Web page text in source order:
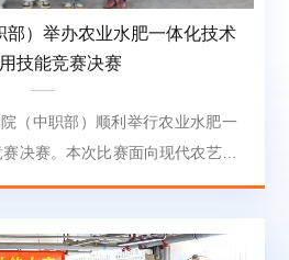
部）举办农业水肥一体化技术
技能竞赛决赛
（中职部）顺利举行农业水肥一
决赛。本次比赛面向现代农艺技
5支队伍从初赛中脱颖而出，进入
肥一体化系统搭建、智能设备调